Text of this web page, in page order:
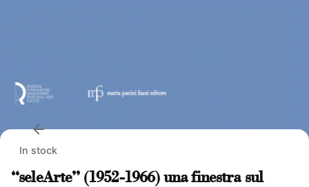
In stock
“seleArte” (1952-1966) una finestra sul